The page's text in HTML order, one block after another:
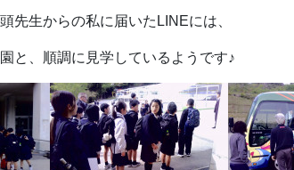
先生からの私に届いたLINEには、
と、順調に見学しているようです♪